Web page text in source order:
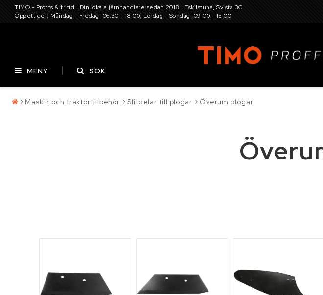
TIMO - Proffs & fritid | Din lokala järnhandlare sedan 2018 | Eskilstuna, Svista 3C
Öppettider: Måndag - Fredag: 06.30 - 18.00, Lördag - Söndag: 09.00 - 15.00
MENY SÖK
Elverktyg, maskiner för gård och trädgård,
Stegar och byggställningar Tillbehör
Maskin och traktortillbehör Slitdelar till plogar Överum plogar